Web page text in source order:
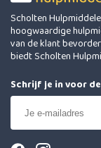
Scholten
hoogwaardige
van de klant
biedt Scholten
Schrijf je in voor